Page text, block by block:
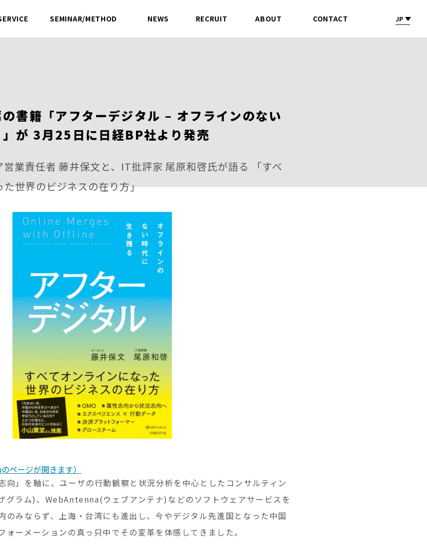
SEMINAR/METHOD NEWS RECRUIT ABOUT CONTACT JP
書籍「アフターデジタル – オフラインのない
が 3月25日に日経BP社より発売
営業責任者 藤井保文と、IT批評家 尾原和啓氏が語る 「すべ
世界のビジネスの在り方」
ページが開きます）
向」を軸に、ユーザの行動観察と状況分析を中心としたコンサルティン
グラム)、WebAntenna(ウェブアンテナ)などのソフトウェアサービスを
のみならず、上海・台湾にも進出し、今やデジタル先進国となった中国
ォーメーションの真っ只中でその変革を体感してきました。